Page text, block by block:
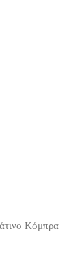
Κόμπρα